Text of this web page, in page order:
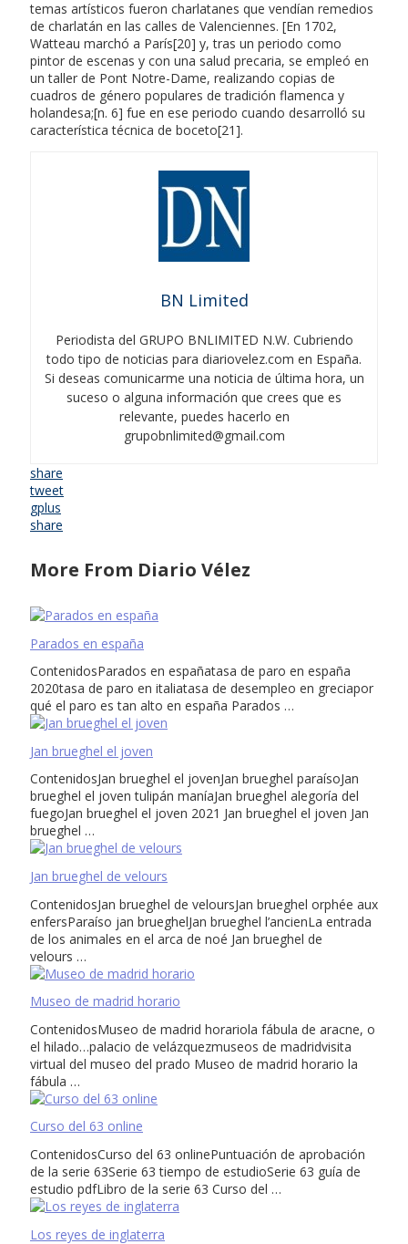
temas artísticos fueron charlatanes que vendían remedios
de charlatán en las calles de Valenciennes. [En 1702,
Watteau marchó a París[20] y, tras un periodo como
pintor de escenas y con una salud precaria, se empleó en
un taller de Pont Notre-Dame, realizando copias de
cuadros de género populares de tradición flamenca y
holandesa;[n. 6] fue en ese periodo cuando desarrolló su
característica técnica de boceto[21].
BN Limited
Periodista del GRUPO BNLIMITED N.W. Cubriendo
todo tipo de noticias para diariovelez.com en España.
Si deseas comunicarme una noticia de última hora, un
suceso o alguna información que crees que es
relevante, puedes hacerlo en
grupobnlimited@gmail.com
share
tweet
gplus
share
More From Diario Vélez
Parados en españa
ContenidosParados en españatasa de paro en españa
2020tasa de paro en italiatasa de desempleo en greciapor
qué el paro es tan alto en españa Parados …
Jan brueghel el joven
ContenidosJan brueghel el jovenJan brueghel paraísoJan
brueghel el joven tulipán maníaJan brueghel alegoría del
fuegoJan brueghel el joven 2021 Jan brueghel el joven Jan
brueghel …
Jan brueghel de velours
ContenidosJan brueghel de veloursJan brueghel orphée aux
enfersParaíso jan brueghelJan brueghel l’ancienLa entrada
de los animales en el arca de noé Jan brueghel de
velours …
Museo de madrid horario
ContenidosMuseo de madrid horariola fábula de aracne, o
el hilado…palacio de velázquezmuseos de madridvisita
virtual del museo del prado Museo de madrid horario la
fábula …
Curso del 63 online
ContenidosCurso del 63 onlinePuntuación de aprobación
de la serie 63Serie 63 tiempo de estudioSerie 63 guía de
estudio pdfLibro de la serie 63 Curso del …
Los reyes de inglaterra